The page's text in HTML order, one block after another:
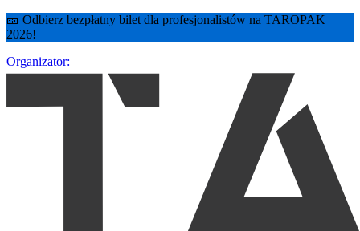
🎫 Odbierz bezpłatny bilet dla profesjonalistów na TAROPAK
2026!
Organizator: